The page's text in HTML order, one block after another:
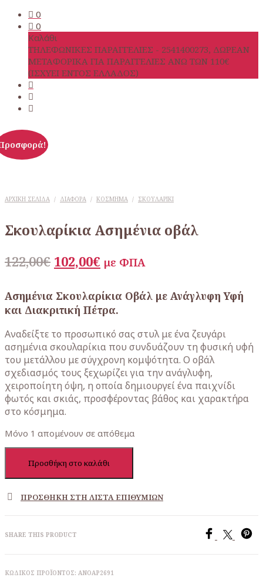
0
0
Καλάθι
ΤΗΛΕΦΩΝΙΚΕΣ ΠΑΡΑΓΓΕΛΙΕΣ - 2541400273, ΔΩΡΕΑΝ
ΜΕΤΑΦΟΡΙΚΑ ΓΙΑ ΠΑΡΑΓΓΕΛΙΕΣ ΑΝΩ ΤΩΝ 110€
(ΙΣΧΥΕΙ ΕΝΤΟΣ ΕΛΛΑΔΟΣ)
ΑΡΧΙΚΉ ΣΕΛΊΔΑ / ΔΙΆΦΟΡΑ / ΚΌΣΜΗΜΑ / ΣΚΟΥΛΑΡΊΚΙ
Σκουλαρίκια Ασημένια οβάλ
122,00€ Original
was:
122,00€.
102,00€ Η
τιμή
είναι:
102,00€.
με ΦΠΑ
Ασημένια Σκουλαρίκια Οβάλ με Ανάγλυφη Υφή
και Διακριτική Πέτρα.
Αναδείξτε το προσωπικό σας στυλ με ένα ζευγάρι
ασημένια σκουλαρίκια που συνδυάζουν τη φυσική υφή
του μετάλλου με σύγχρονη κομψότητα. Ο οβάλ
σχεδιασμός τους ξεχωρίζει για την ανάγλυφη,
χειροποίητη όψη, η οποία δημιουργεί ένα παιχνίδι
φωτός και σκιάς, προσφέροντας βάθος και χαρακτήρα
στο κόσμημα.
Μόνο 1 απομένουν σε απόθεμα
Ασημένια
οβάλ
ποσότητα
Προσθήκη στο καλάθι
ΠΡΟΣΘΉΚΗ ΣΤΗ ΛΊΣΤΑ ΕΠΙΘΥΜΙΏΝ
SHARE THIS PRODUCT
ΚΩΔΙΚΌΣ ΠΡΟΪΌΝΤΟΣ: ANOAP2691